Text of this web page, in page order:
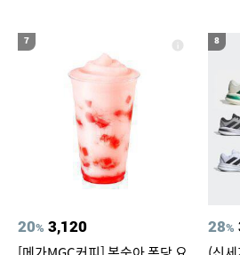
7
20% 3,120
8
28%